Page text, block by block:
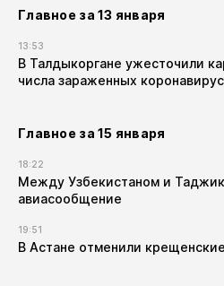
Главное за 13 января
13:53
В Талдыкоргане ужесточили
числа зараженных
Главное за 15 января
18:22
Между Узбекистаном и
авиасообщение
19:51
В Астане отменили